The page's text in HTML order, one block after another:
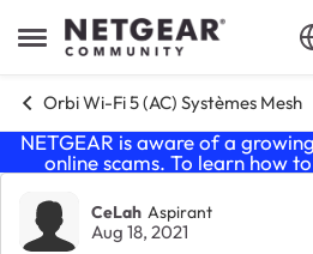
Open Side Menu
Skip to content
Orbi Wi-Fi 5 (AC) Systèmes Mesh
NETGEAR is aware of a
online scams. To learn how
Forum
CeLah Aspirant
Aug 18, 2021